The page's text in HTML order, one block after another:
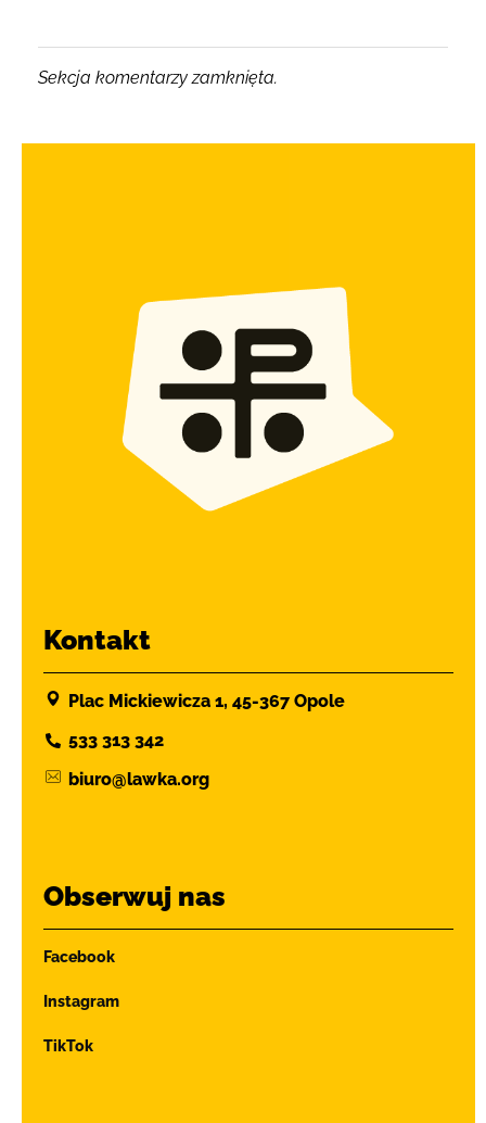
Sekcja komentarzy zamknięta.
Kontakt
Plac Mickiewicza 1, 45-367 Opole
533 313 342
biuro@lawka.org
Obserwuj nas
Facebook
Instagram
TikTok